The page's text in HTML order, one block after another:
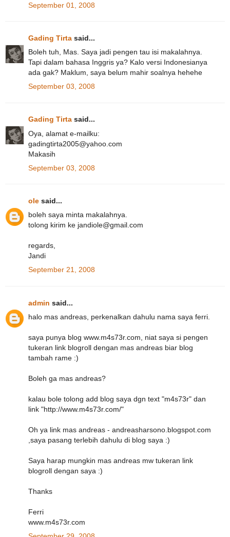
September 01, 2008
Gading Tirta said...
Boleh tuh, Mas. Saya jadi pengen tau isi makalahnya.
Tapi dalam bahasa Inggris ya? Kalo versi Indonesianya
ada gak? Maklum, saya belum mahir soalnya hehehe
September 03, 2008
Gading Tirta said...
Oya, alamat e-mailku:
gadingtirta2005@yahoo.com
Makasih
September 03, 2008
ole said...
boleh saya minta makalahnya.
tolong kirim ke jandiole@gmail.com
regards,
Jandi
September 21, 2008
admin said...
halo mas andreas, perkenalkan dahulu nama saya ferri.
saya punya blog www.m4s73r.com, niat saya si pengen
tukeran link blogroll dengan mas andreas biar blog
tambah rame :)
Boleh ga mas andreas?
kalau bole tolong add blog saya dgn text "m4s73r" dan
link "http://www.m4s73r.com/"
Oh ya link mas andreas - andreasharsono.blogspot.com
,saya pasang terlebih dahulu di blog saya :)
Saya harap mungkin mas andreas mw tukeran link
blogroll dengan saya :)
Thanks
Ferri
www.m4s73r.com